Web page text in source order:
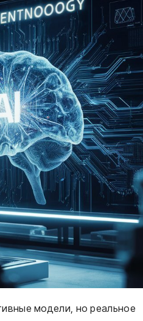
модели, но реальное